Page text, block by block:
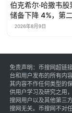
伯克希尔·哈撒韦
储备下降 4%，第
翻倍
2026年8月9日
免责声明：币搜网超链
台和用户发布的所有内
其内容不作任何类型的
供用户学习及研究之用
搜网用户以及其他第三
搜网无关。币搜网不对